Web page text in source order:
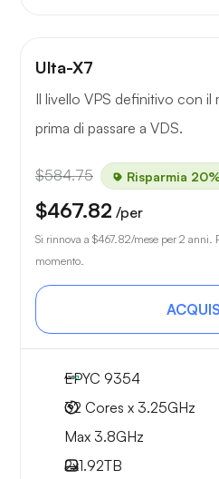
Ulta-X7
Il livello VPS definitivo con il
prima di passare a VDS.
$584.75 Risparmia
$467.82 /per
Si rinnova a $467.82/mese per 2 anni.
momento.
EPYC 9354
32 Cores x 3.25GHz
Max 3.8GHz
2x1.92TB